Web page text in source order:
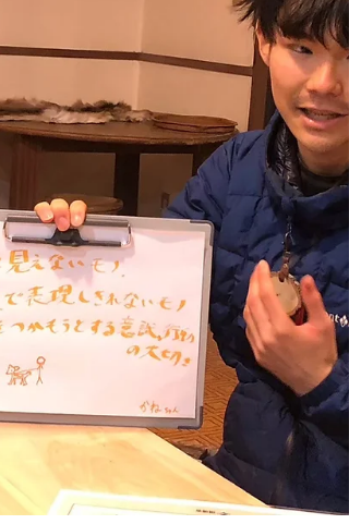
ず。なんたって私が、活動を通した今、大ファン
ですので！ 初日は、初めてまたね村へとお邪魔
ました。 山道を奥へと進み、現れたまたね村。
初めておじゃまするのに、どこか懐かしい…思わ
ず「ただいま！」と言いたくなる、自然のすぐお
隣に在るような心地良さが、そこにはありまし
た。 ここでは、「自分の力で生活をする力」を
切に育む取り組みが行われています。食事に卵を
おすそ分けしてくれる鶏がいて、共に生きる犬が
いて…...